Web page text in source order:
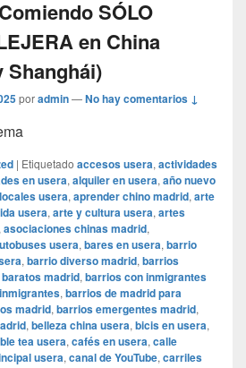
SÓLO
en China
Shanghái)
poradmin—No hay comentarios ↓
| Etiquetado accesos usera, actividades
en usera, alquiler en usera, año nuevo
usera, aprender chino madrid, arte
usera, arte y cultura usera, artes
asociaciones chinas madrid,
usera, bares en usera, barrio
, barrio diverso madrid, barrios
madrid, barrios con inmigrantes
, barrios de madrid para
madrid, barrios emergentes madrid,
, belleza china usera, bicis en usera,
tea usera, cafés en usera, calle
usera, canal de YouTube, carriles